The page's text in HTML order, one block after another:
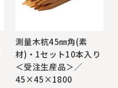
測量木杭45㎜角(素
材)・1セット10本入り
＜受注生産品＞／
45×45×1800